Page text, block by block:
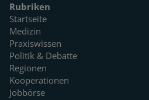
Rubriken
Startseite
Medizin
Praxiswissen
Politik & Debatte
Regionen
Kooperationen
Jobbörse